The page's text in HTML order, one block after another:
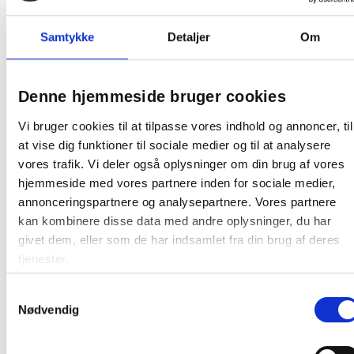
Samtykke Detaljer Om
Denne hjemmeside bruger cookies
Vi bruger cookies til at tilpasse vores indhold og annoncer, til
at vise dig funktioner til sociale medier og til at analysere
vores trafik. Vi deler også oplysninger om din brug af vores
hjemmeside med vores partnere inden for sociale medier,
annonceringspartnere og analysepartnere. Vores partnere
kan kombinere disse data med andre oplysninger, du har
givet dem, eller som de har indsamlet fra din brug af deres
tjenester.
Nødvendig
• Moderne udendørs spisebord
• Bordplade i keramik
• Velegnet til terrasse og have
• Leveres adskilt
• Materiale: Aluminium, keramik
• Længde: 160 cm
• Bredde: 90 cm
• Højde: 74 cm
• Maks. belastning: 40 kg
• Farve: Sand
Se også hele vores udvalg af